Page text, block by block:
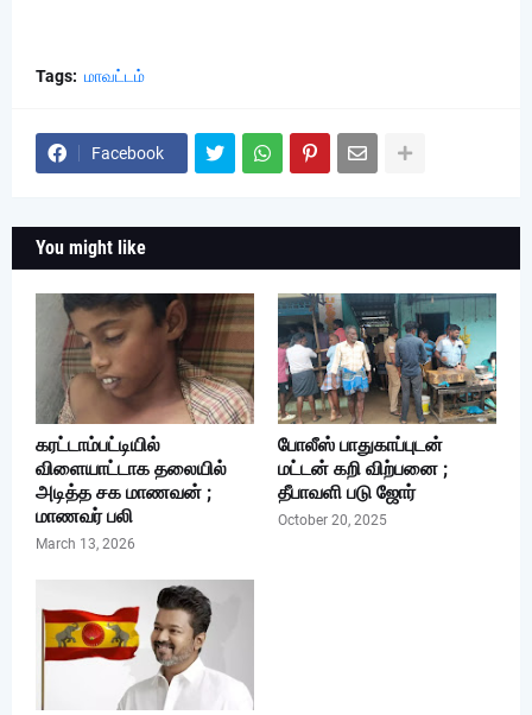
Tags: மாவட்டம்
Facebook
You might like
கரட்டாம்பட்டியில்
விளையாட்டாக தலையில்
அடித்த சக மாணவன் ;
மாணவர் பலி
March 13, 2026
போலீஸ் பாதுகாப்புடன்
மட்டன் கறி விற்பனை ;
தீபாவளி படு ஜோர்
October 20, 2025